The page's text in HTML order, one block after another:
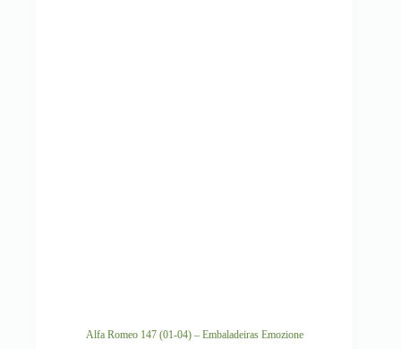
Alfa Romeo 147 (01-04) – Embaladeiras Emozione